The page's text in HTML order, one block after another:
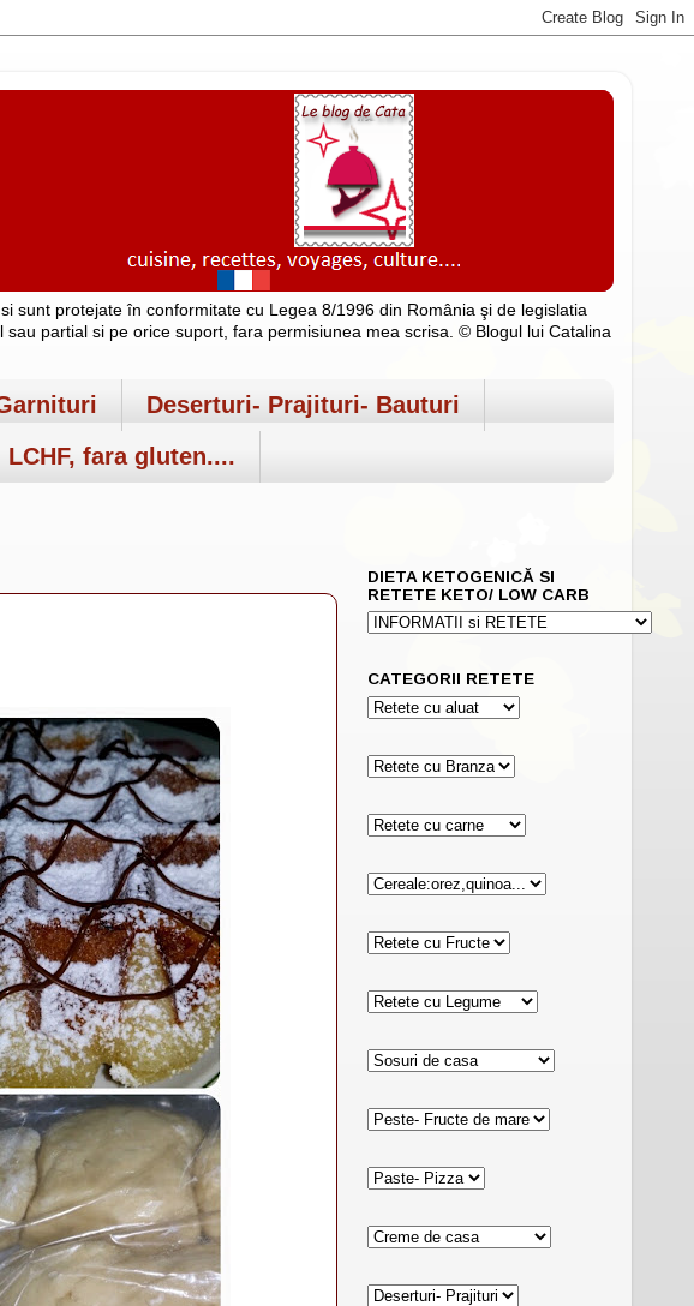
sunt protejate în conformitate cu Legea 8/1996 din România şi de legislatia
partial si pe orice suport, fara permisiunea mea scrisa. © Blogul lui Catalina
Deserturi- Prajituri- Bauturi
fara gluten....
DIETA KETOGENICĂ SI
RETETE KETO/ LOW CARB
CATEGORII RETETE